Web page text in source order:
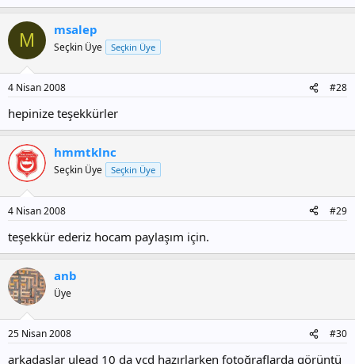
M msalep
Seçkin Üye Seçkin Üye
4 Nisan 2008 #28
hepinize teşekkürler
hmmtklnc
Seçkin Üye Seçkin Üye
4 Nisan 2008 #29
teşekkür ederiz hocam paylaşım için.
anb
Üye
25 Nisan 2008 #30
arkadaşlar ulead 10 da vcd hazırlarken fotoğraflarda görüntü